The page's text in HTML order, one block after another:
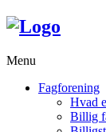
Menu
Fagforening
Hvad
Billig